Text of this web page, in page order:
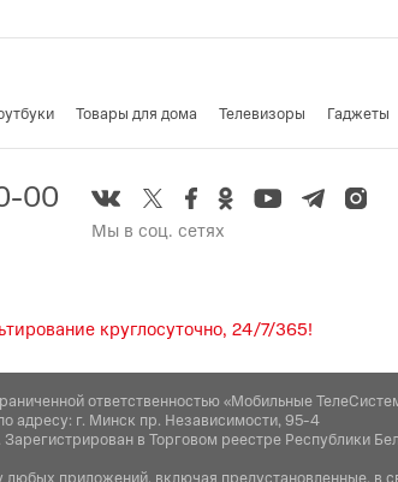
Товары для дома Телевизоры Гаджеты
00
Мы в соц. сетях
круглосуточно, 24/7/365!
ответственностью «Мобильные
адресу: г. Минск пр. Независимости, 95-4
в Торговом реестре Республики
приложений, включая предустановленные, в